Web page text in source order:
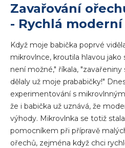
Zavařování
- Rychlá
Když moje babička poprvé
mikrovlnce, kroutila hlavou jako
není možné," říkala, "zavařeniny
dělaly už moje prababičky!"
experimentování s
že i babička už uznává, že
výhody. Mikrovlnka se totiž
pomocníkem při přípravě
ořechů, zejména když chci